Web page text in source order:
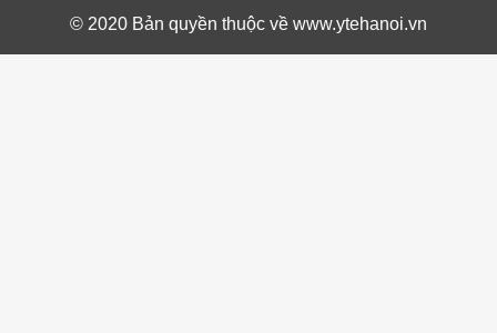
© 2020 Bản quyền thuộc về www.ytehanoi.vn